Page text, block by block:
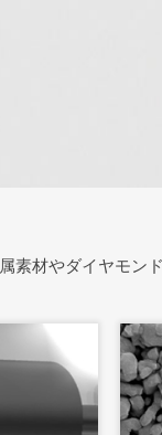
素材やダイヤモン